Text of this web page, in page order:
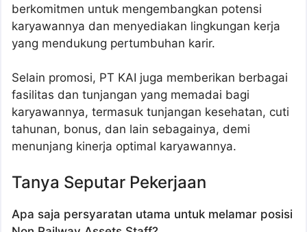
berkomitmen untuk mengembangkan potensi
karyawannya dan menyediakan lingkungan kerja
yang mendukung pertumbuhan karir.
Selain promosi, PT KAI juga memberikan berbagai
fasilitas dan tunjangan yang memadai bagi
karyawannya, termasuk tunjangan kesehatan, cuti
tahunan, bonus, dan lain sebagainya, demi
menunjang kinerja optimal karyawannya.
Tanya Seputar Pekerjaan
Apa saja persyaratan utama untuk melamar posisi